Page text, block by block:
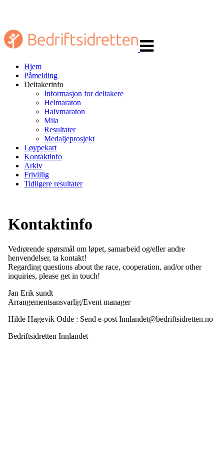
navigasjon
Hjem
Påmelding
Deltakerinfo
Informasjon for deltakere
Helmaraton
Halvmaraton
Mila
Resultater
Medaljeprosjekt
Løypekart
Kontaktinfo
Arkiv
Frivillig
Tidligere resultater
Kontaktinfo
Vedrørende spørsmål om løpet, samarbeid og/eller andre
henvendelser, ta kontakt!
Regarding questions about the race, cooperation, and/or other
inquiries, please get in touch!
Jan Erik sundt
Arrangementsansvarlig/Event manager
Hilde Hagevik Odde : Send e-post Innlandet@bedriftsidretten.no
Bedriftsidretten Innlandet